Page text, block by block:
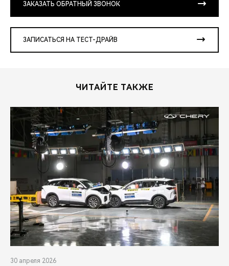
ЗАКАЗАТЬ ОБРАТНЫЙ ЗВОНОК
ЗАПИСАТЬСЯ НА ТЕСТ-ДРАЙВ
ЧИТАЙТЕ ТАКЖЕ
30 апреля 2026